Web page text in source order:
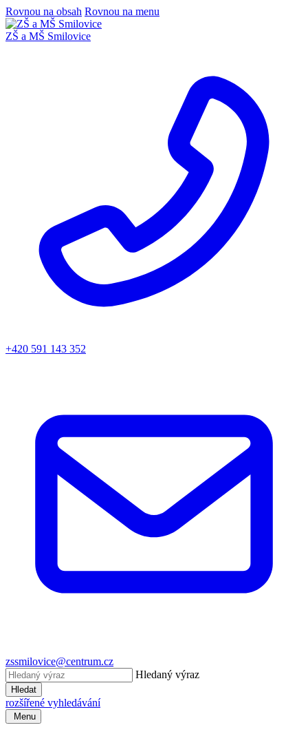
Rovnou na obsah Rovnou na menu
ZŠ a MŠ Smilovice
+420 591 143 352
zssmilovice@centrum.cz
Hledaný výraz
Hledat
rozšířené vyhledávání
Menu